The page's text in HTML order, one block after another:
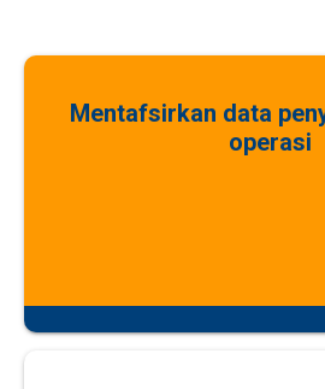
Mentafsirkan data
operasi